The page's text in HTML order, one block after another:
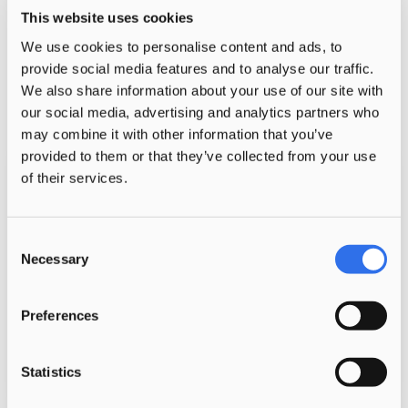
This website uses cookies
We use cookies to personalise content and ads, to
provide social media features and to analyse our traffic.
We also share information about your use of our site with
our social media, advertising and analytics partners who
may combine it with other information that you’ve
provided to them or that they’ve collected from your use
of their services.
Selection
Necessary
Preferences
Statistics
Stichting Rijswijkse Kinderopvang heeft
een nieuwe naam: Kinderopvang Morgen.
Ons…